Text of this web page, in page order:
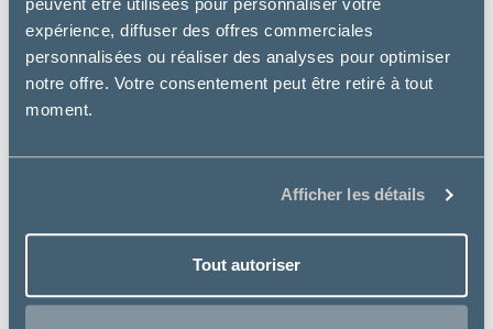
expérience, diffuser des offres commerciales
personnalisées ou réaliser des analyses pour optimiser
notre offre. Votre consentement peut être retiré à tout
moment.
Afficher les détails
Tout autoriser